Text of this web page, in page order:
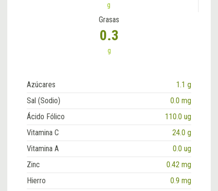
g
Grasas
0.3
g
Azúcares
1.1 g
Sal (Sodio)
0.0 mg
Ácido Fólico
110.0 ug
Vitamina C
24.0 g
Vitamina A
0.0 ug
Zinc
0.42 mg
Hierro
0.9 mg